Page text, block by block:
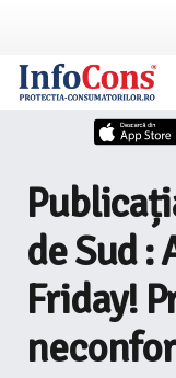
de Sud :
Friday!